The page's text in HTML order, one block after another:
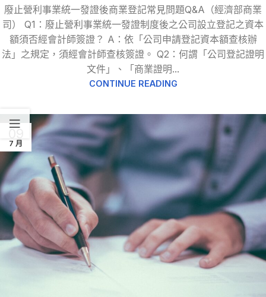
廢止營利事業統一發證後商業登記常見問題Q&A（經濟部商業
司） Q1：廢止營利事業統一發證制度後之公司設立登記之資本
額須否經會計師簽證？ A：依「公司申請登記資本額查核辦
法」之規定，須經會計師查核簽證。 Q2：何謂「公司登記證明
文件」、「商業證明...
CONTINUE READING
7 月